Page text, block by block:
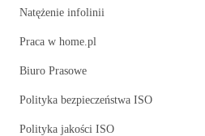
Natężenie infolinii
Praca w home.pl
Biuro Prasowe
Polityka bezpieczeństwa ISO
Polityka jakości ISO